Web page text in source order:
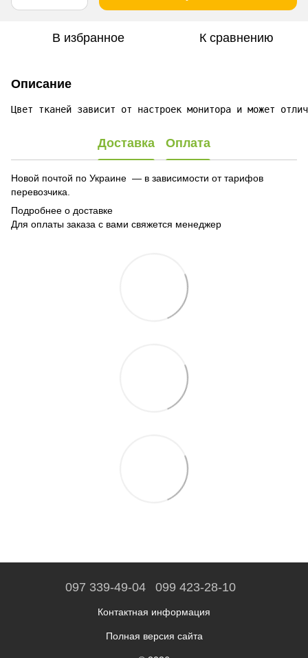
В избранное К сравнению
Описание
Цвет тканей зависит от настроек монитора и может
Доставка Оплата
Новой почтой по Украине — в зависимости от тарифов
перевозчика.
Подробнее о доставке
Для оплаты заказа с вами свяжется менеджер
097 339-49-04 099 423-28-10
Контактная информация
Полная версия сайта